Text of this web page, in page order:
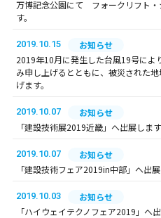
万博記念公園にて フォークリフト・
す。
2019.10.15
お知らせ
2019年10月に発生した台風19号によ
み申し上げるとともに、被災された
げます。
2019.10.07
お知らせ
「建設技術展2019近畿」へ出展します
2019.10.07
お知らせ
「建設技術フェア2019in中部」へ出
2019.10.03
お知らせ
「ハイウェイテクノフェア2019」へ